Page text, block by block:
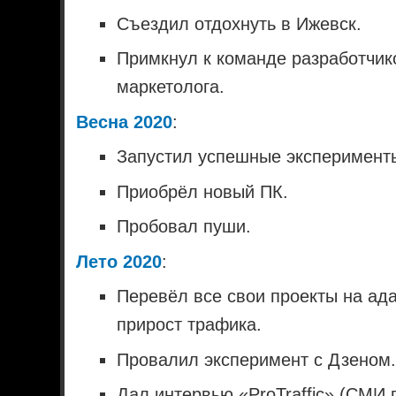
Съездил отдохнуть в Ижевск.
Примкнул к команде
маркетолога.
Весна 2020:
Запустил успешные
Приобрёл новый ПК.
Пробовал пуши.
Лето 2020:
Перевёл все свои проекты на
прирост трафика.
Провалил эксперимент с Дзеном.